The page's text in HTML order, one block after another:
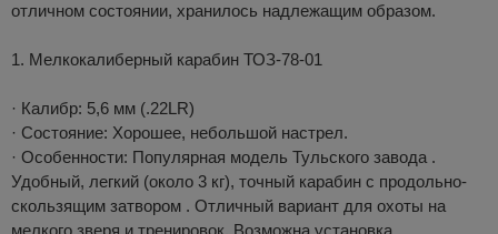
отличном состоянии, хранилось надлежащим образом.
1. Мелкокалиберный карабин ТОЗ-78-01
· Калибр: 5,6 мм (.22LR)
· Состояние: Хорошее, небольшой настрел.
· Особенности: Популярная модель Тульского завода .
Удобный, легкий (около 3 кг), точный карабин с продольно-
скользящим затвором . Отличный вариант для охоты на
мелкого зверя и тренировок. Возможна установка